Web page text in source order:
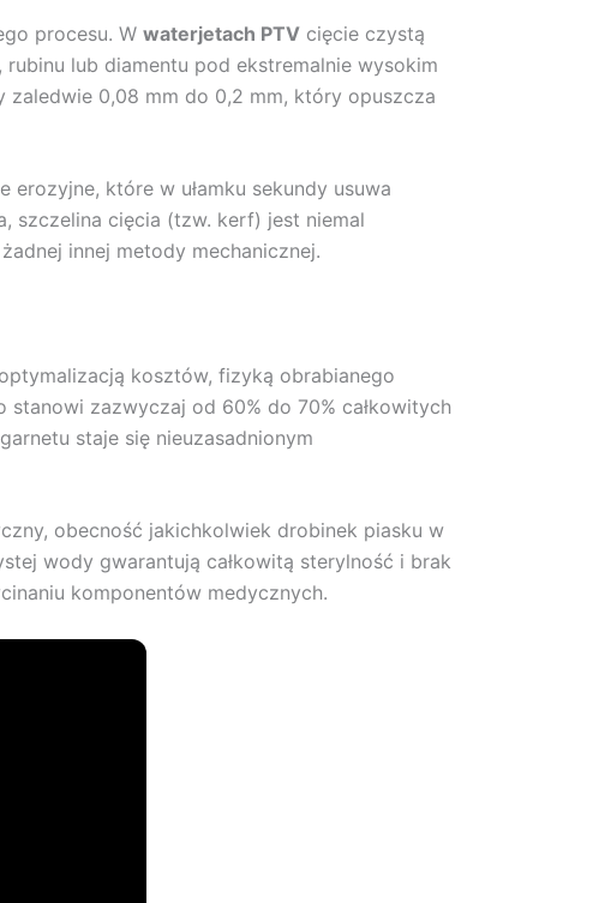
procesu. W waterjetach PTV cięcie czystą
lub diamentu pod ekstremalnie wysokim
0,08 mm do 0,2 mm, który opuszcza
które w ułamku sekundy usuwa
szczelina cięcia (tzw. kerf) jest niemal
innej metody mechanicznej.
kosztów, fizyką obrabianego
zazwyczaj od 60% do 70% całkowitych
staje się nieuzasadnionym
obecność jakichkolwiek drobinek piasku w
wody gwarantują całkowitą sterylność i brak
komponentów medycznych.